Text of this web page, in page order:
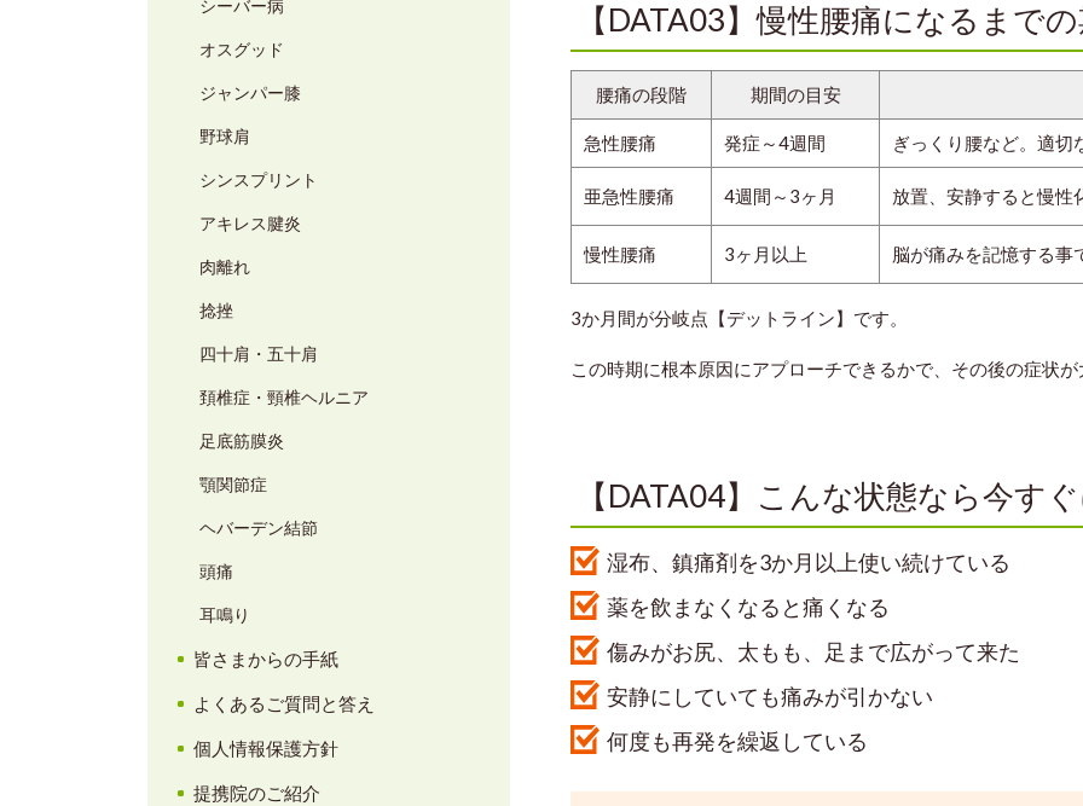
【DATA03】慢性腰痛になるまで
腰痛の段階 期間の目安
急性腰痛 発症～4週間 ぎっくり腰など。適切
亜急性腰痛 4週間～3ヶ月 放置、安静すると慢性
慢性腰痛 3ヶ月以上 脳が痛みを記憶する事
3か月間が分岐点【デットライン】です。
この時期に根本原因にアプローチできるかで、その後の症状
【DATA04】こんな状態なら今す
湿布、鎮痛剤を3か月以上使い続けている
薬を飲まなくなると痛くなる
傷みがお尻、太もも、足まで広がって来た
安静にしていても痛みが引かない
何度も再発を繰返している
シーバー病
オスグッド
ジャンパー膝
野球肩
シンスプリント
アキレス腱炎
肉離れ
捻挫
四十肩・五十肩
頚椎症・頸椎ヘルニア
足底筋膜炎
顎関節症
ヘバーデン結節
頭痛
耳鳴り
皆さまからの手紙
よくあるご質問と答え
個人情報保護方針
提携院のご紹介